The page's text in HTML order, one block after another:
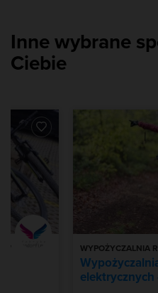
Inne wybrane
Ciebie
WYPOŻYCZALNIA
elektrycznych